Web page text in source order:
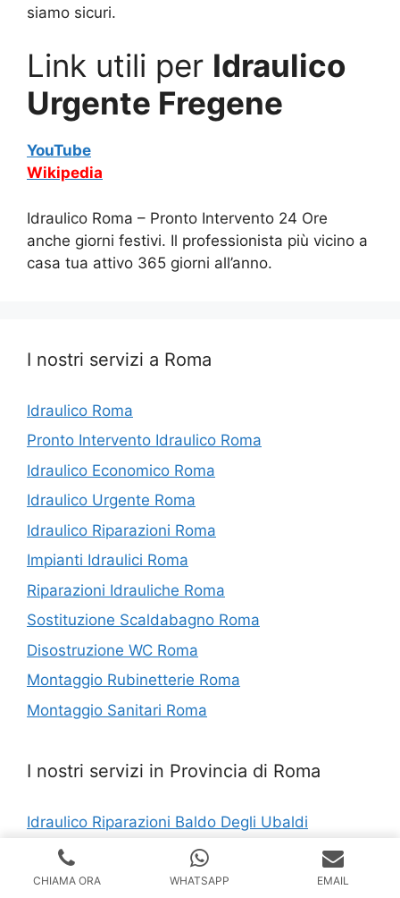
siamo sicuri.
Link utili per Idraulico
Urgente Fregene
YouTube
Wikipedia
Idraulico Roma – Pronto Intervento 24 Ore
anche giorni festivi. Il professionista più vicino a
casa tua attivo 365 giorni all’anno.
I nostri servizi a Roma
Idraulico Roma
Pronto Intervento Idraulico Roma
Idraulico Economico Roma
Idraulico Urgente Roma
Idraulico Riparazioni Roma
Impianti Idraulici Roma
Riparazioni Idrauliche Roma
Sostituzione Scaldabagno Roma
Disostruzione WC Roma
Montaggio Rubinetterie Roma
Montaggio Sanitari Roma
I nostri servizi in Provincia di Roma
Idraulico Riparazioni Baldo Degli Ubaldi
Idraulico Riparazioni Don Bosco
Riparazioni Idrauliche Sacrofano
CHIAMA ORA WHATSAPP EMAIL